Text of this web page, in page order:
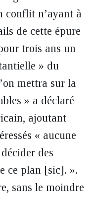
conflit n’ayant à
de cette épure
trois ans un
» du
mettra sur la
» a déclaré
ajoutant
« aucune
des
ce plan [sic]. ».
sans le moindre